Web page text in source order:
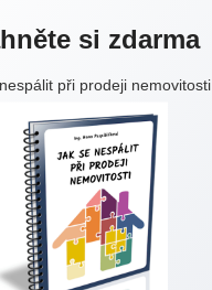
si zdarma
při prodeji nemovitosti